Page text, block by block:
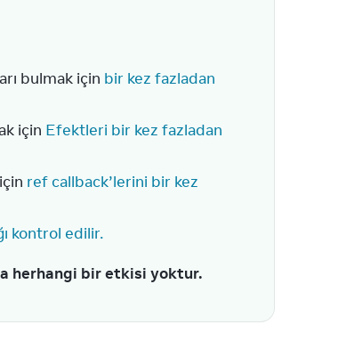
bulmak için bir kez fazladan
için Efektleri bir kez fazladan
ref callback’lerini bir kez
kontrol edilir.
herhangi bir etkisi yoktur.